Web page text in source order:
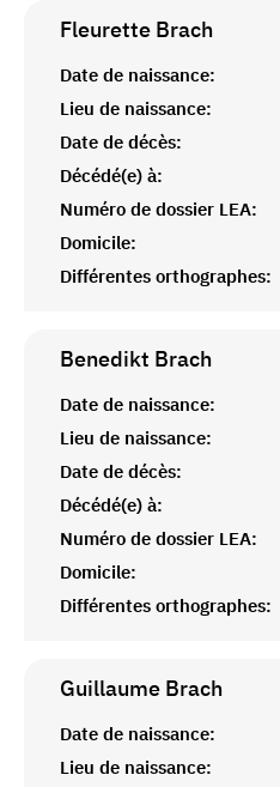
Fleurette Brach
Date de naissance:
Lieu de naissance:
Date de décès:
Décédé(e) à:
Numéro de dossier LEA:
Domicile:
Différentes orthographes:
Benedikt Brach
Date de naissance:
Lieu de naissance:
Date de décès:
Décédé(e) à:
Numéro de dossier LEA:
Domicile:
Différentes orthographes:
Guillaume Brach
Date de naissance:
Lieu de naissance: